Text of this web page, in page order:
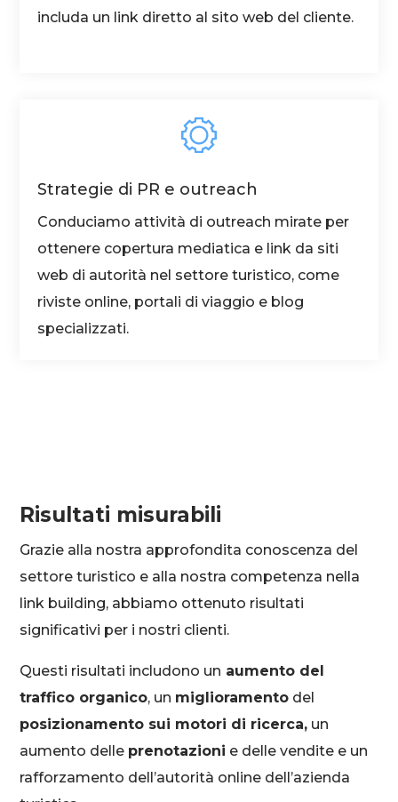
includa un link diretto al sito web del cliente.
Strategie di PR e outreach
Conduciamo attività di outreach mirate per
ottenere copertura mediatica e link da siti
web di autorità nel settore turistico, come
riviste online, portali di viaggio e blog
specializzati.
Risultati misurabili
Grazie alla nostra approfondita conoscenza del
settore turistico e alla nostra competenza nella
link building, abbiamo ottenuto risultati
significativi per i nostri clienti.
Questi risultati includono un aumento del
traffico organico, un miglioramento del
posizionamento sui motori di ricerca, un
aumento delle prenotazioni e delle vendite e un
rafforzamento dell’autorità online dell’azienda